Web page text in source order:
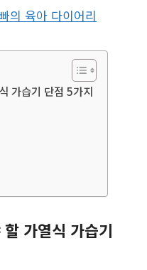
의 육아 다이어리
가습기 단점 5가지
가열식 가습기